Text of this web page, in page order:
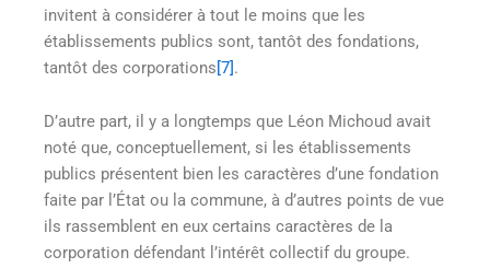
invitent à considérer à tout le moins que les
établissements publics sont, tantôt des fondations,
tantôt des corporations[7].
D’autre part, il y a longtemps que Léon Michoud avait
noté que, conceptuellement, si les établissements
publics présentent bien les caractères d’une fondation
faite par l’État ou la commune, à d’autres points de vue
ils rassemblent en eux certains caractères de la
corporation défendant l’intérêt collectif du groupe.